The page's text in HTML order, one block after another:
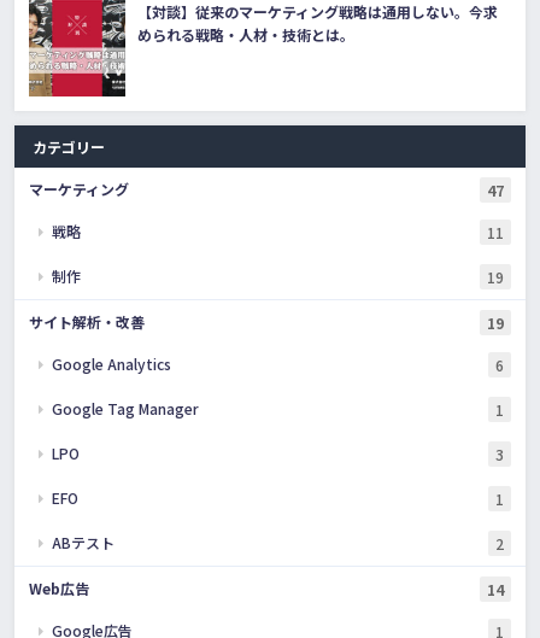
【対談】従来のマーケティング戦略は通用しない。今求
められる戦略・人材・技術とは。
カテゴリー
マーケティング
47
戦略
11
制作 19
サイト解析・改善
19
Google Analytics
6
Google Tag Manager 1
LPO 3
EFO 1
ABテスト 2
Web広告
14
Google広告
1